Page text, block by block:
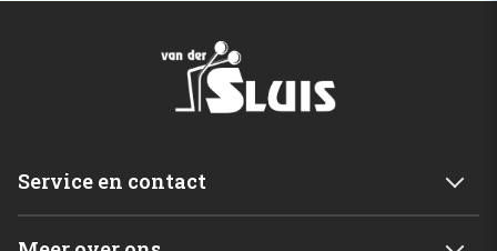
Service en contact